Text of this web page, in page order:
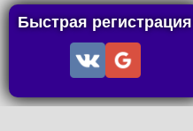
Быстрая регистрация